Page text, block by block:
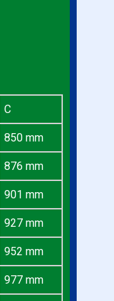
C
850 mm
876 mm
901 mm
927 mm
952 mm
977 mm